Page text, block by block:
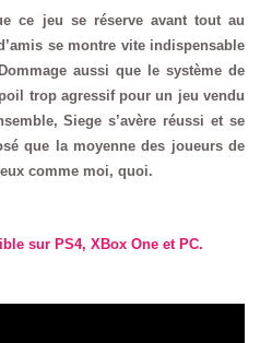
ce jeu se réserve avant tout au
se montre vite indispensable
aussi que le système de
trop agressif pour un jeu vendu
Siege s’avère réussi et se
que la moyenne des joueurs de
comme moi, quoi.
sur PS4, XBox One et PC.